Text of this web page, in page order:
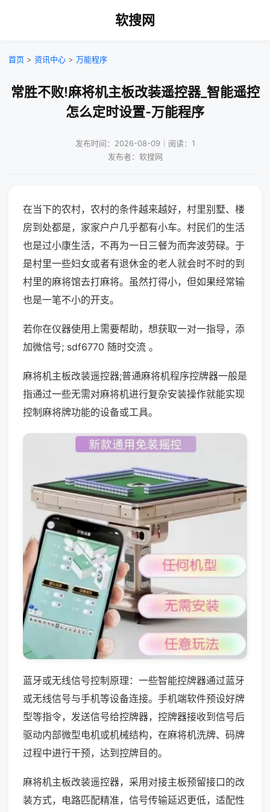
软搜网
首页 > 资讯中心 > 万能程序
常胜不败!麻将机主板改装遥控器_智能遥控
怎么定时设置-万能程序
发布时间：2026-08-09｜阅读：1
发布者：软搜网
在当下的农村，农村的条件越来越好，村里别墅、楼
房到处都是，家家户户几乎都有小车。村民们的生活
也是过小康生活，不再为一日三餐为而奔波劳碌。于
是村里一些妇女或者有退休金的老人就会时不时的到
村里的麻将馆去打麻将。虽然打得小，但如果经常输
也是一笔不小的开支。
若你在仪器使用上需要帮助，想获取一对一指导，添
加微信号; sdf6770 随时交流 。
麻将机主板改装遥控器;普通麻将机程序控牌器一般是
指通过一些无需对麻将机进行复杂安装操作就能实现
控制麻将牌功能的设备或工具。
蓝牙或无线信号控制原理：一些智能控牌器通过蓝牙
或无线信号与手机等设备连接。手机端软件预设好牌
型等指令，发送信号给控牌器，控牌器接收到信号后
驱动内部微型电机或机械结构，在麻将机洗牌、码牌
过程中进行干预，达到控牌目的。
麻将机主板改装遥控器，采用对接主板预留接口的改
装方式，电路匹配精准，信号传输延迟更低，适配性